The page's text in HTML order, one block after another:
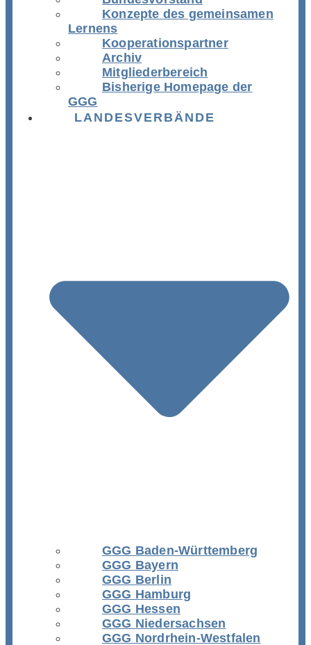
Konzepte des gemeinsamen
Lernens
Kooperationspartner
Archiv
Mitgliederbereich
Bisherige Homepage der
GGG
LANDESVERBÄNDE
GGG Baden-Württemberg
GGG Bayern
GGG Berlin
GGG Hamburg
GGG Hessen
GGG Niedersachsen
GGG Nordrhein-Westfalen